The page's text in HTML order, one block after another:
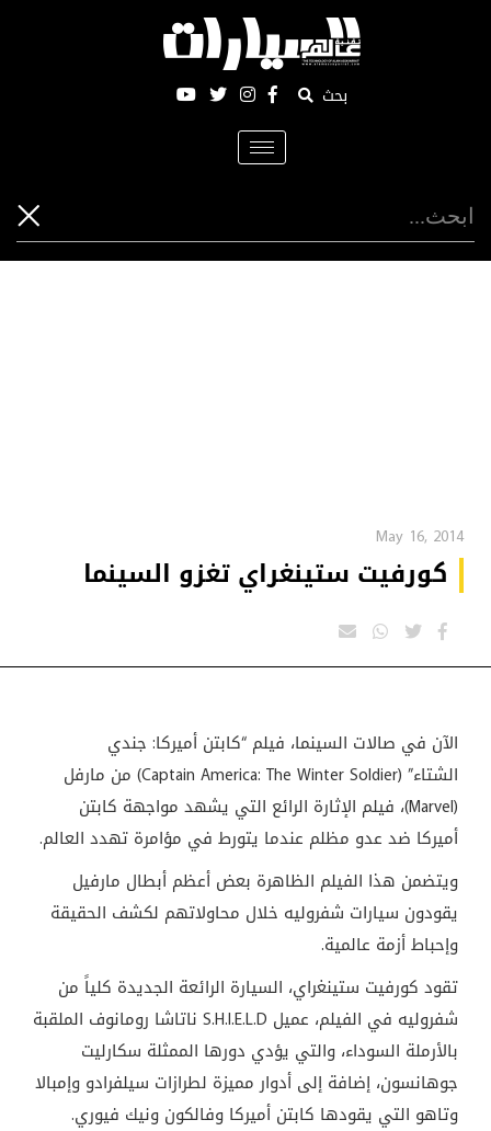
بحث
Toggle
navigation
May 16, 2014
كورفيت ستينغراي تغزو السينما
الآن في صالات السينما، فيلم “كابتن أميركا: جندي
الشتاء” (Captain America: The Winter Soldier) من مارفل
(Marvel)، فيلم الإثارة الرائع التي يشهد مواجهة كابتن
أميركا ضد عدو مظلم عندما يتورط في مؤامرة تهدد العالم.
ويتضمن هذا الفيلم الظاهرة بعض أعظم أبطال مارفيل
يقودون سيارات شفروليه خلال محاولاتهم لكشف الحقيقة
وإحباط أزمة عالمية.
تقود كورفيت ستينغراي، السيارة الرائعة الجديدة كلياً من
شفروليه في الفيلم، عميل S.H.I.E.L.D ناتاشا رومانوف الملقبة
بالأرملة السوداء، والتي يؤدي دورها الممثلة سكارليت
جوهانسون، إضافة إلى أدوار مميزة لطرازات سيلفرادو وإمبالا
وتاهو التي يقودها كابتن أميركا وفالكون ونيك فيوري.